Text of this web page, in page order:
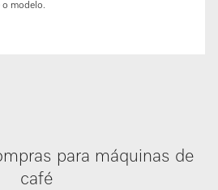
modelo.
para máquinas de
café